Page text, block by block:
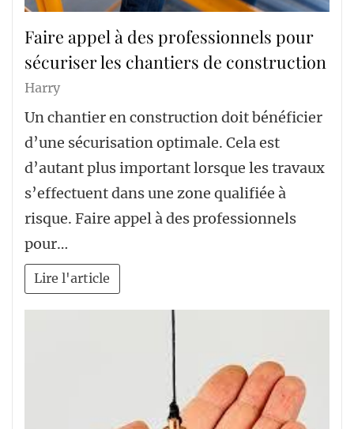
Faire appel à des professionnels pour
sécuriser les chantiers de construction
Harry
Un chantier en construction doit bénéficier
d’une sécurisation optimale. Cela est
d’autant plus important lorsque les travaux
s’effectuent dans une zone qualifiée à
risque. Faire appel à des professionnels
pour…
Lire l'article